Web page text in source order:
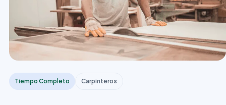
Tiempo Completo Carpinteros